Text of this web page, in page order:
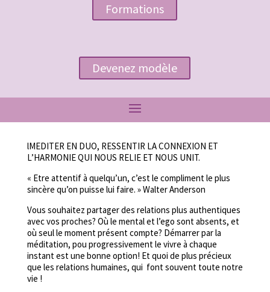
Formations
Devenez modèle
lMEDITER EN DUO, RESSENTIR LA CONNEXION ET
L’HARMONIE QUI NOUS RELIE ET NOUS UNIT.
« Etre attentif à quelqu’un, c’est le compliment le plus
sincère qu’on puisse lui faire. » Walter Anderson
Vous souhaitez partager des relations plus authentiques
avec vos proches? Où le mental et l’ego sont absents, et
où seul le moment présent compte? Démarrer par la
méditation, pou progressivement le vivre à chaque
instant est une bonne option! Et quoi de plus précieux
que les relations humaines, qui font souvent toute notre
vie !